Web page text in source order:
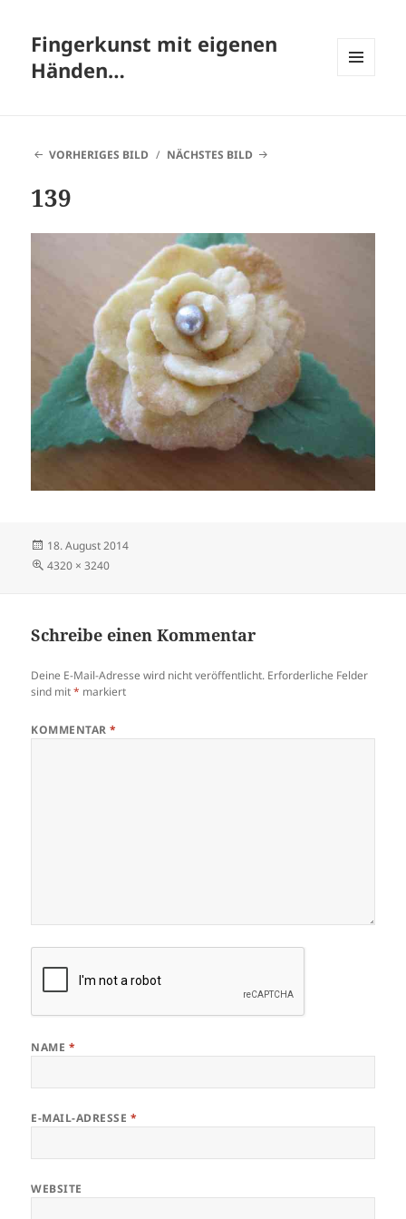
Fingerkunst mit eigenen
Händen…
VORHERIGES BILD NÄCHSTES BILD
139
Veröffentlicht
am
18. August 2014
Volle
4320 × 3240
Schreibe einen Kommentar
Deine E-Mail-Adresse wird nicht veröffentlicht. Erforderliche Felder
sind mit* markiert
KOMMENTAR*
NAME *
E-MAIL-ADRESSE *
WEBSITE